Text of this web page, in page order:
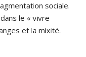
sociale.
le « vivre
et la mixité.